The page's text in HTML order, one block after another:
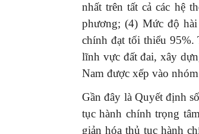
nhất trên tất cả các hệ
phương; (4) Mức độ
chính đạt tối thiểu 95%.
lĩnh vực đất đai, xây
Nam được xếp vào
Gần đây là Quyết định
tục hành chính trọng
giản hóa thủ tục hành